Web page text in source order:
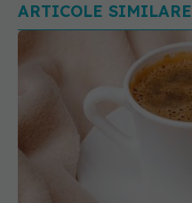
ARTICOLE SIMILARE